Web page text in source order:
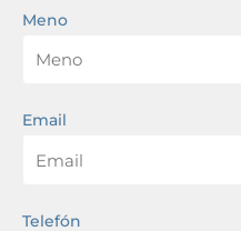
Meno
Email
Telefón